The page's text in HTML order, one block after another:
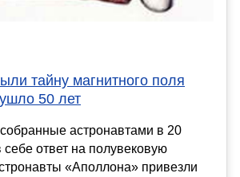
тайну магнитного поля
50 лет
астронавтами в 20
себе ответ на полувековую
«Аполлона» привезли